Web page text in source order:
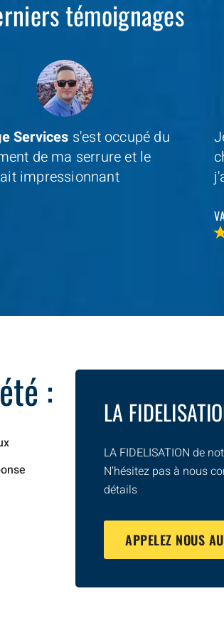
témoignages
un professionel à coté de
avecDepannage Services
je n'ai pas été decu
: LA
LA FIDELISATION de
N’hésitez pas à nous
détails
APPELEZ NOUS AU